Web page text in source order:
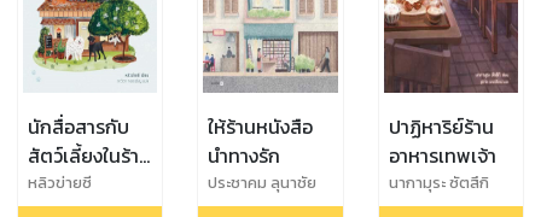
นักสื่อสารกับ
สัตว์เลี้ยงในร้าน
กาแฟโม่โม่
หลิวข่ายซี
ให้ร้านหนังสือ
นำทางรัก
ประชาคม ลุนาชัย
ปาฏิหาริย์ร้าน
อาหารเทพเจ้า
นากามุระ ซัตสึกิ